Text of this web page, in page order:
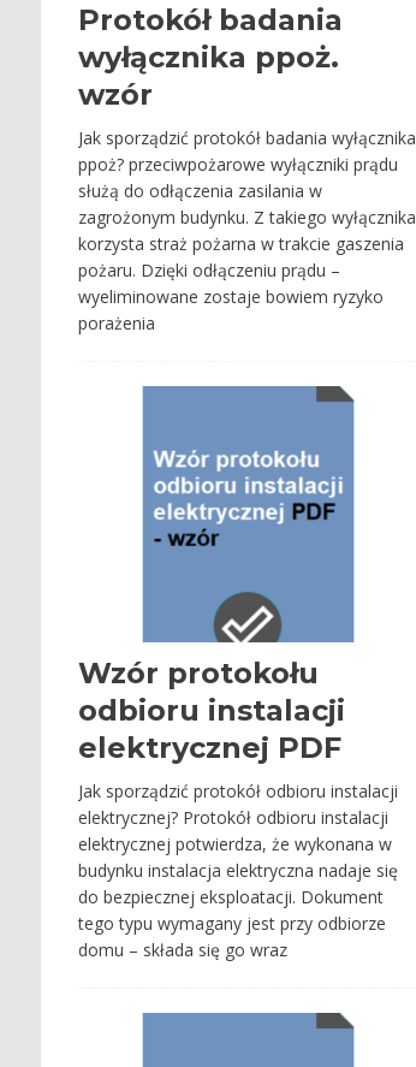
Protokół badania
wyłącznika ppoż.
wzór
Jak sporządzić protokół badania wyłącznika
ppoż? przeciwpożarowe wyłączniki prądu
służą do odłączenia zasilania w
zagrożonym budynku. Z takiego wyłącznika
korzysta straż pożarna w trakcie gaszenia
pożaru. Dzięki odłączeniu prądu –
wyeliminowane zostaje bowiem ryzyko
porażenia
Wzór protokołu
odbioru instalacji
elektrycznej PDF
Jak sporządzić protokół odbioru instalacji
elektrycznej? Protokół odbioru instalacji
elektrycznej potwierdza, że wykonana w
budynku instalacja elektryczna nadaje się
do bezpiecznej eksploatacji. Dokument
tego typu wymagany jest przy odbiorze
domu – składa się go wraz